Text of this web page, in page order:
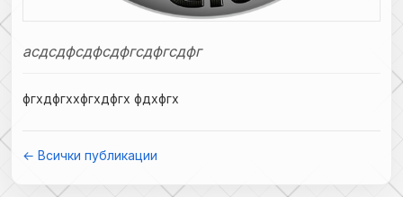
асдсдфсдфсдфгсдфгсдфг
фгхдфгххфгхдфгх фдхфгх
← Всички публикации